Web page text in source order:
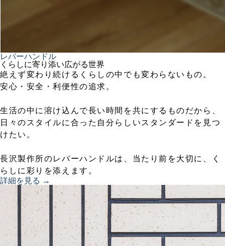
レバーハンドル
くらしに寄り添い広がる世界
絶えず変わり続けるくらしの中でも変わらないもの。
安心・安全・利便性の追求。
生活の中に溶け込んで長い時間を共にするものだから、
日々のスタイルに合った自分らしいスタンダードを見つ
けたい。
長沢製作所のレバーハンドルは、当たり前を大切に、く
らしに彩りを添えます。
詳細を見る →